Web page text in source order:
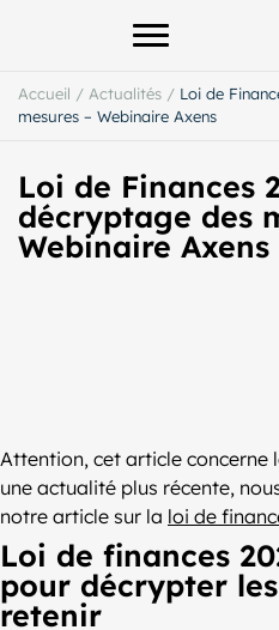
Afficher le
Accueil / Actualités / Loi de
mesures – Webinaire Axens
Loi de Finances
décryptage des
Webinaire Axens
Attention, cet article concerne
une actualité plus récente,
notre article sur la loi de
Loi de finances
pour décrypter
retenir